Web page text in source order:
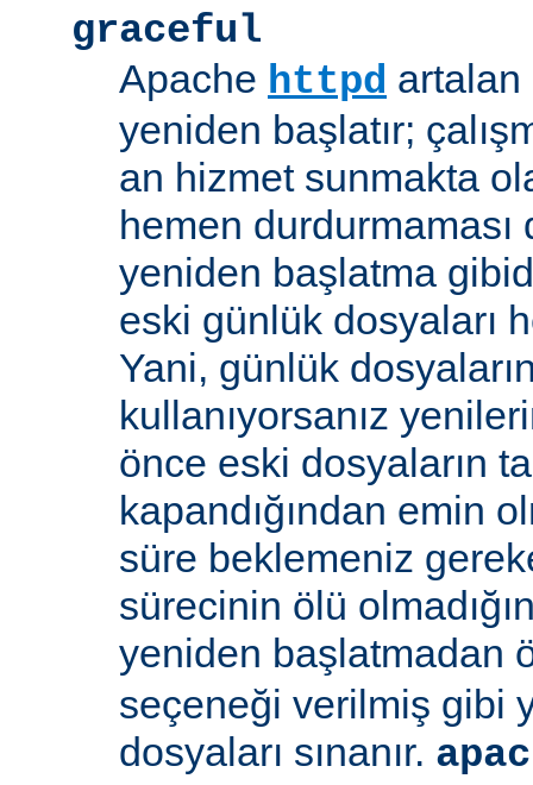
graceful
Apache httpd
yeniden başlatır;
an hizmet sunmakta
hemen durdurmaması
yeniden başlatma
eski günlük dosyaları
Yani, günlük
kullanıyorsanız
önce eski dosyaların
kapandığından emin
süre beklemeniz
sürecinin ölü
yeniden başlatmadan
seçeneği verilmiş gibi
dosyaları sınanır.